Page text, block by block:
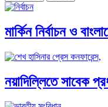
মার্কিন নির্বাচন ও
নয়াদিল্লিতে সাবেক